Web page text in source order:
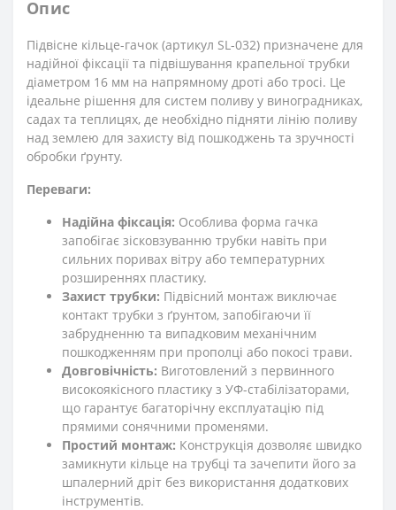
Опис
Підвісне кільце-гачок (артикул SL-032) призначене для
надійної фіксації та підвішування крапельної трубки
діаметром 16 мм на напрямному дроті або тросі. Це
ідеальне рішення для систем поливу у виноградниках,
садах та теплицях, де необхідно підняти лінію поливу
над землею для захисту від пошкоджень та зручності
обробки ґрунту.
Переваги:
Надійна фіксація: Особлива форма гачка
запобігає зісковзуванню трубки навіть при
сильних поривах вітру або температурних
розширеннях пластику.
Захист трубки: Підвісний монтаж виключає
контакт трубки з ґрунтом, запобігаючи її
забрудненню та випадковим механічним
пошкодженням при прополці або покосі трави.
Довговічність: Виготовлений з первинного
високоякісного пластику з УФ-стабілізаторами,
що гарантує багаторічну експлуатацію під
прямими сонячними променями.
Простий монтаж: Конструкція дозволяє швидко
замикнути кільце на трубці та зачепити його за
шпалерний дріт без використання додаткових
інструментів.